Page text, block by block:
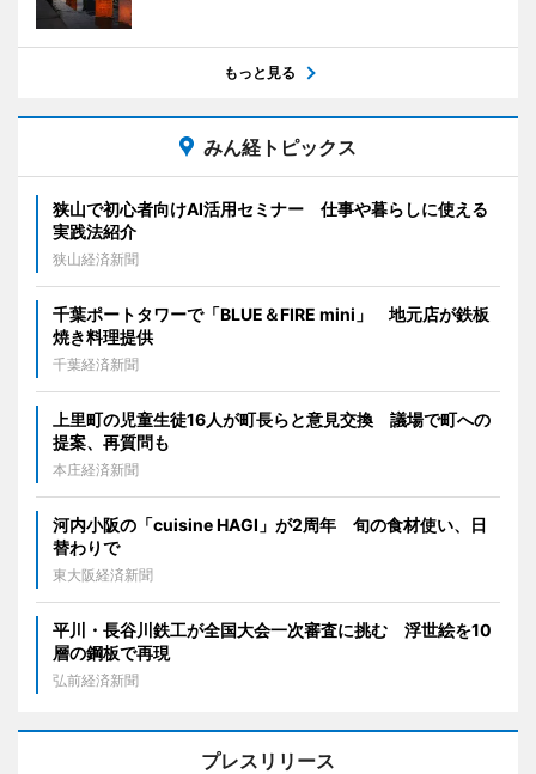
もっと見る
みん経トピックス
狭山で初心者向けAI活用セミナー 仕事や暮らしに使える
実践法紹介
狭山経済新聞
千葉ポートタワーで「BLUE＆FIRE mini」 地元店が鉄板
焼き料理提供
千葉経済新聞
上里町の児童生徒16人が町長らと意見交換 議場で町への
提案、再質問も
本庄経済新聞
河内小阪の「cuisine HAGI」が2周年 旬の食材使い、日
替わりで
東大阪経済新聞
平川・長谷川鉄工が全国大会一次審査に挑む 浮世絵を10
層の鋼板で再現
弘前経済新聞
プレスリリース